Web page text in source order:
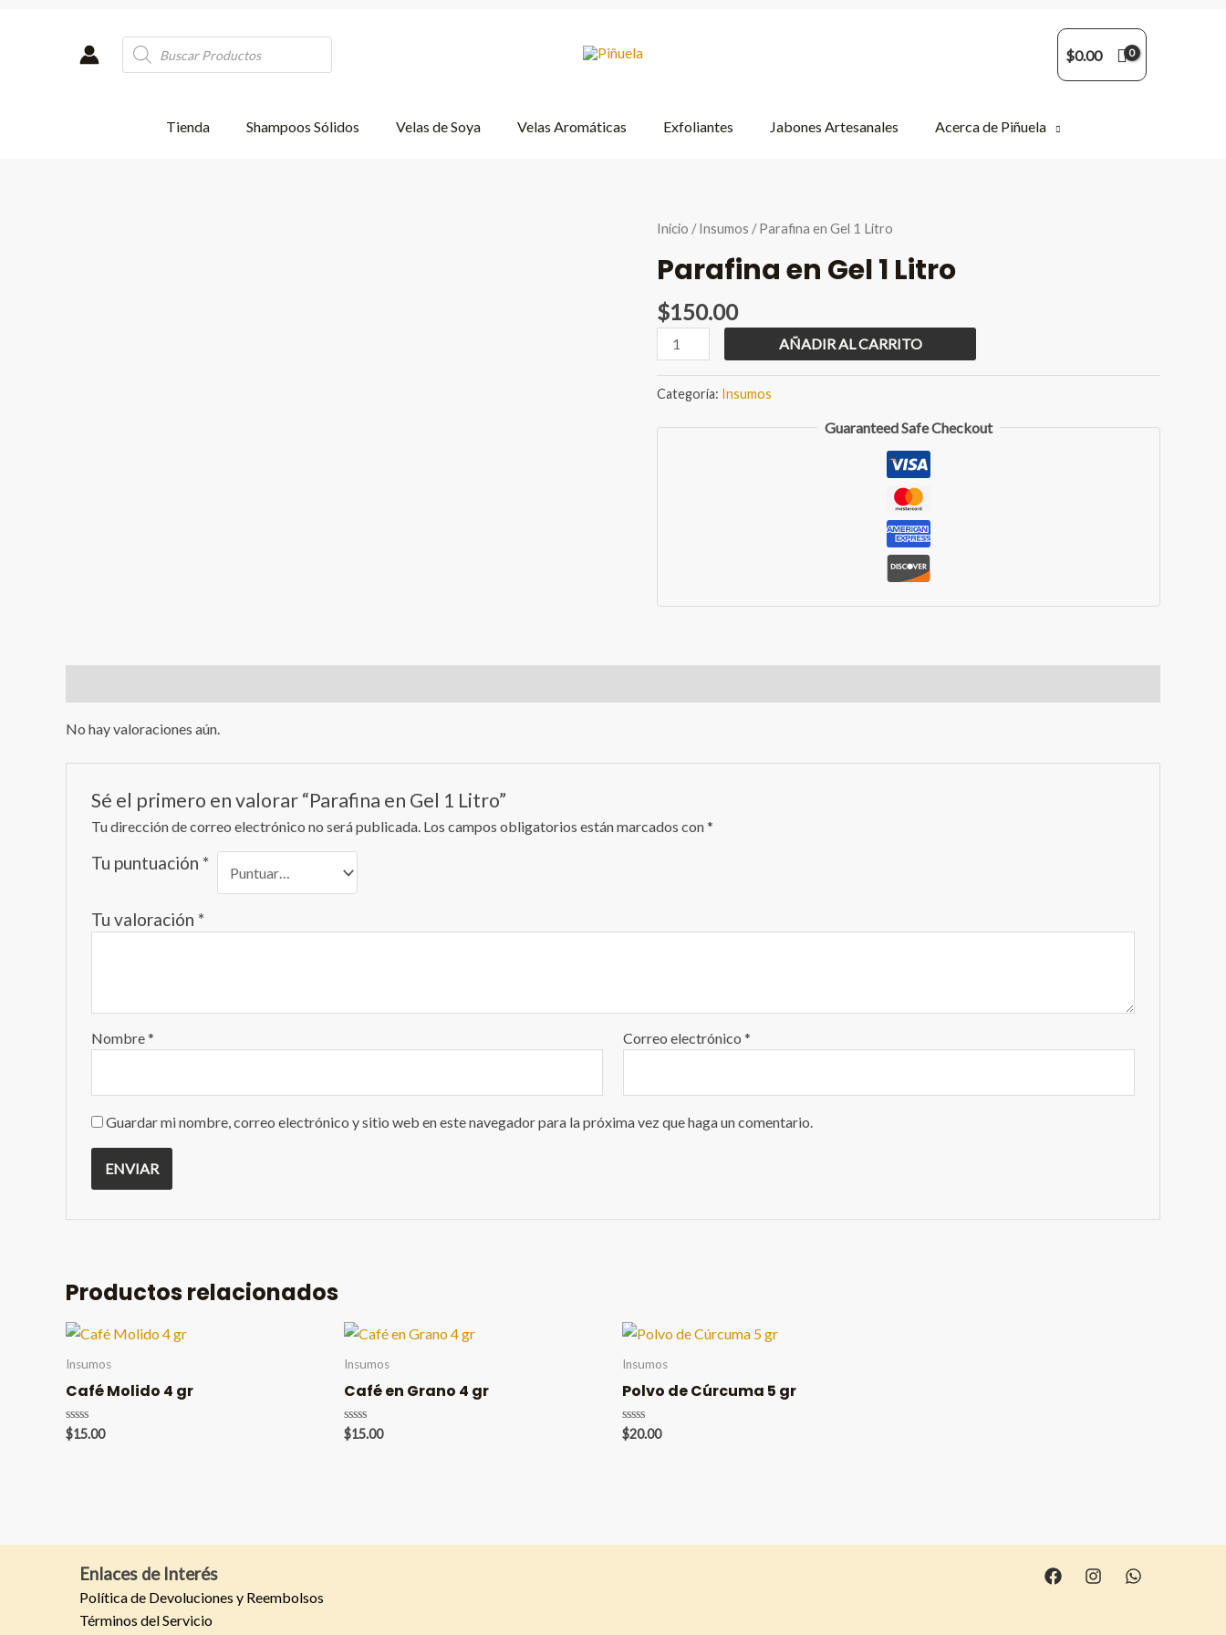
Products
search
$0.00
Tienda Shampoos Sólidos Velas de Soya Velas Aromáticas Exfoliantes Jabones Artesanales Acerca de Piñuela
Inicio /Insumos / Parafina en Gel 1 Litro
Parafina en Gel 1 Litro
$150.00
Parafina
en
Litro
AÑADIR AL CARRITO
Categoría: Insumos
Guaranteed Safe Checkout
No hay valoraciones aún.
Sé el primero en valorar “Parafina en Gel 1 Litro”
Tu dirección de correo electrónico no será publicada. Los campos obligatorios están marcados con*
Tu puntuación *
Tu valoración *
Nombre* Correo electrónico*
Guardar mi nombre, correo electrónico y sitio web en este navegador para la próxima vez que haga un comentario.
Productos relacionados
Insumos
Café Molido 4 gr
Valorado
en
$15.00
Insumos
Café en Grano 4 gr
Valorado
en
$15.00
Insumos
Polvo de Cúrcuma 5 gr
Valorado
en
$20.00
Enlaces de Interés
Política de Devoluciones y Reembolsos
Términos del Servicio